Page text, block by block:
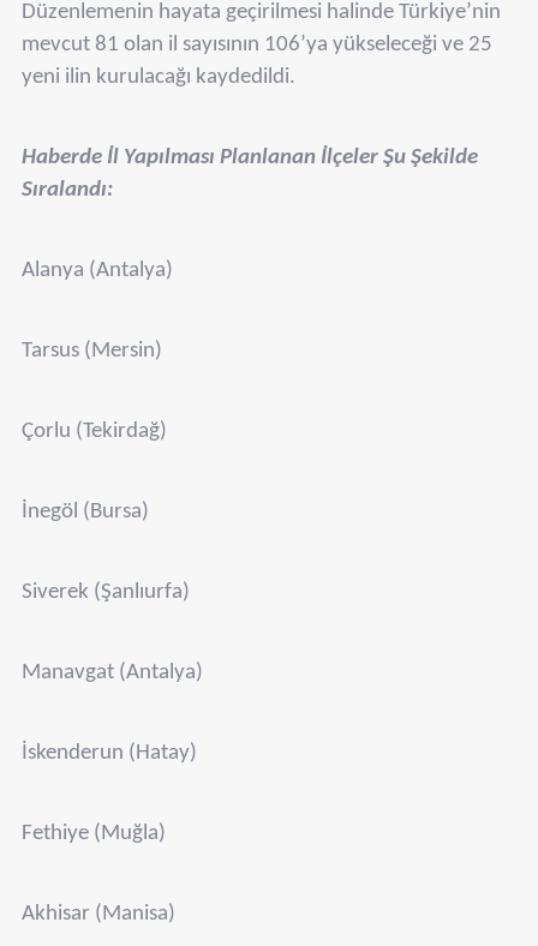
Düzenlemenin hayata geçirilmesi halinde Türkiye’nin
mevcut 81 olan il sayısının 106’ya yükseleceği ve 25
yeni ilin kurulacağı kaydedildi.
Haberde İl Yapılması Planlanan İlçeler Şu Şekilde
Sıralandı:
Alanya (Antalya)
Tarsus (Mersin)
Çorlu (Tekirdağ)
İnegöl (Bursa)
Siverek (Şanlıurfa)
Manavgat (Antalya)
İskenderun (Hatay)
Fethiye (Muğla)
Akhisar (Manisa)